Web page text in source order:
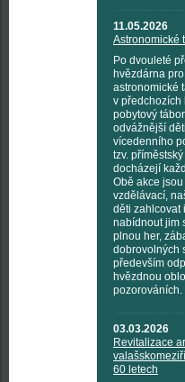
11.05.2026
Astronomické
Po dvouleté
hvězdárna
astronomické
v předchozích
pobytový
odvážnější
vícedenního
tzv.
docházejí
Obě akce
vzdělávací,
děti zahlcovat
nabídnout jim
plnou her,
dobrovolných
především
hvězdnou
pozorováních.
03.03.2026
Revitalizace
60 letech